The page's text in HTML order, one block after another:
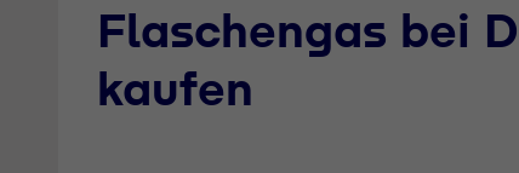
Flaschengas bei
kaufen